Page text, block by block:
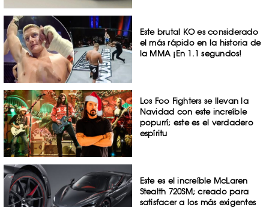
Este brutal KO es considerado
el más rápido en la historia de
la MMA ¡En 1.1 segundos!
Los Foo Fighters se llevan la
Navidad con este increíble
popurrí; este es el verdadero
espíritu
Este es el increíble McLaren
Stealth 720SM; creado para
satisfacer a los más exigentes